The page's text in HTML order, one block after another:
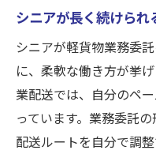
シニアが長く続けられ
シニアが軽貨物業務委
に、柔軟な働き方が挙
業配送では、自分のペ
っています。業務委託
配送ルートを自分で調